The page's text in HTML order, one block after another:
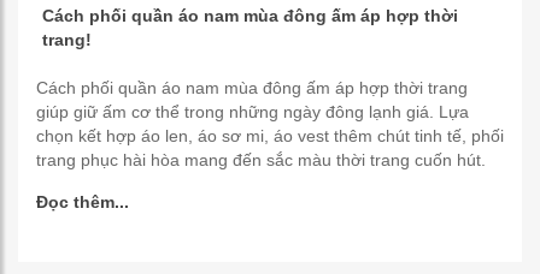
Cách phối quần áo nam mùa đông ấm áp hợp thời
trang!
Cách phối quần áo nam mùa đông ấm áp hợp thời trang
giúp giữ ấm cơ thể trong những ngày đông lạnh giá. Lựa
chọn kết hợp áo len, áo sơ mi, áo vest thêm chút tinh tế, phối
trang phục hài hòa mang đến sắc màu thời trang cuốn hút.
Đọc thêm...